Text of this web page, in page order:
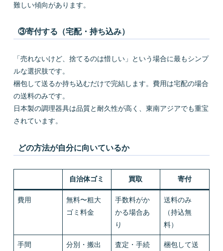
難しい傾向があります。
③寄付する（宅配・持ち込み）
「売れないけど、捨てるのは惜しい」という場合に最もシンプ
ルな選択肢です。
梱包して送るか持ち込むだけで完結します。費用は宅配の場合
の送料のみです。
日本製の調理器具は品質と耐久性が高く、東南アジアでも重宝
されています。
どの方法が自分に向いているか
自治体ゴミ 買取 寄付
費用
無料〜粗大
ゴミ料金
手数料がか
かる場合あ
り
送料のみ
（持込無
料）
手間 分別・搬出 査定・手続 梱包して送